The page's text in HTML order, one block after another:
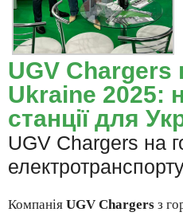
UGV Chargers
Ukraine 2025:
станції для
UGV Chargers на
Компанія UGV Chargers з